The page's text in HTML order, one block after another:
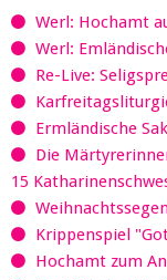
Werl: Hochamt
Werl:
Re-Live:
Ermländische
Die
15
Krippenspiel
Hochamt zum